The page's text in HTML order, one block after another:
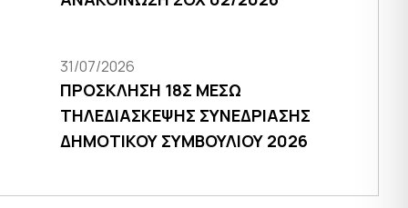
31/07/2026
ΠΡΟΣΚΛΗΣΗ 18Σ ΜΕΣΩ
ΤΗΛΕΔΙΑΣΚΕΨΗΣ ΣΥΝΕΔΡΙΑΣΗΣ
ΔΗΜΟΤΙΚΟΥ ΣΥΜΒΟΥΛΙΟΥ 2026